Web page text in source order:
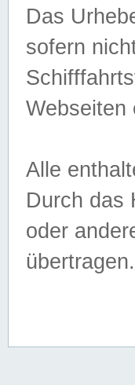
Das
sofern
Webseiten
Alle
Durch das
oder
übertragen.